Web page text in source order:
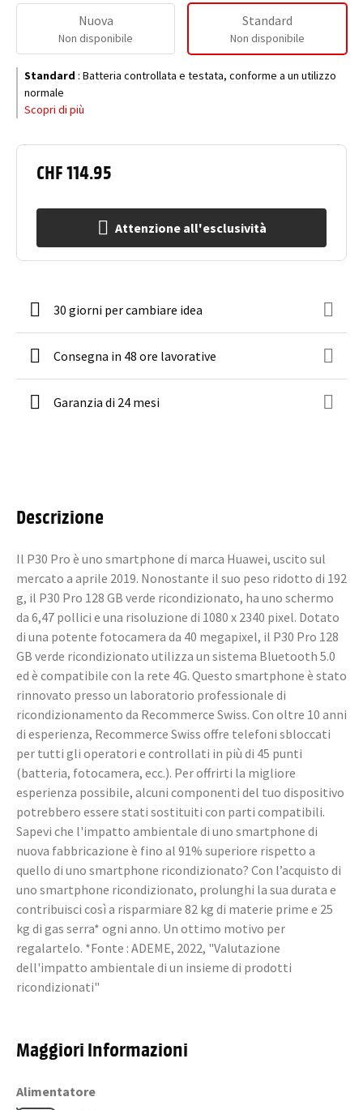
CHF 114.95
Attenzione all'esclusività
Nuova
Non disponibile
Standard
Non disponibile
Standard : Batteria controllata e testata, conforme a un utilizzo
normale
Scopri di più
30 giorni per cambiare idea
Consegna in 48 ore lavorative
Garanzia di 24 mesi
Descrizione
Il P30 Pro è uno smartphone di marca Huawei, uscito sul
mercato a aprile 2019. Nonostante il suo peso ridotto di 192
g, il P30 Pro 128 GB verde ricondizionato, ha uno schermo
da 6,47 pollici e una risoluzione di 1080 x 2340 pixel. Dotato
di una potente fotocamera da 40 megapixel, il P30 Pro 128
GB verde ricondizionato utilizza un sistema Bluetooth 5.0
ed è compatibile con la rete 4G. Questo smartphone è stato
rinnovato presso un laboratorio professionale di
ricondizionamento da Recommerce Swiss. Con oltre 10 anni
di esperienza, Recommerce Swiss offre telefoni sbloccati
per tutti gli operatori e controllati in più di 45 punti
(batteria, fotocamera, ecc.). Per offrirti la migliore
esperienza possibile, alcuni componenti del tuo dispositivo
potrebbero essere stati sostituiti con parti compatibili.
Sapevi che l'impatto ambientale di uno smartphone di
nuova fabbricazione è fino al 91% superiore rispetto a
quello di uno smartphone ricondizionato? Con l’acquisto di
uno smartphone ricondizionato, prolunghi la sua durata e
contribuisci così a risparmiare 82 kg di materie prime e 25
kg di gas serra* ogni anno. Un ottimo motivo per
regalartelo. *Fonte : ADEME, 2022, "Valutazione
dell'impatto ambientale di un insieme di prodotti
ricondizionati"
Maggiori Informazioni
Alimentatore